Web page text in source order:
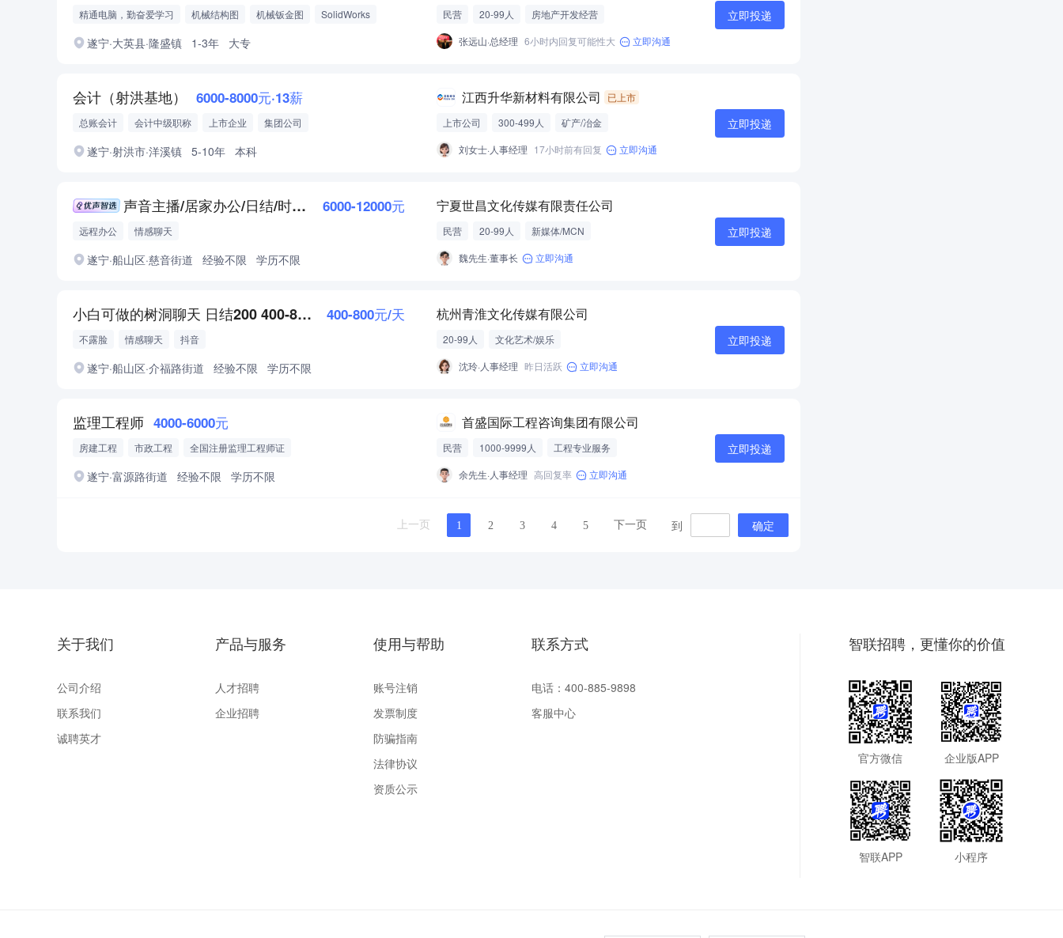
精通电脑，勤奋爱学习 机械结构图 机械钣金图
SolidWorks
遂宁·大英县·隆盛镇 1-3年 大专
民营 20-99人
房地产开发经营
张远山·总经理 6小时内回复可能性大 立即沟通
立即投递
会计（射洪基地） 6000-8000元·13薪
总账会计 会计中级职称 上市企业 集团公司
遂宁·射洪市·洋溪镇 5-10年 本科
江西升华新材料有限公司
已上市
上市公司
300-499人
矿产/冶金
刘女士·人事经理 17小时前有回复 立即沟通
立即投递
声音主播/居家办公/日结/时间灵活/0经验要求 6000-12000元
远程办公 情感聊天
遂宁·船山区·慈音街道 经验不限 学历不限
宁夏世昌文化传媒有限责任公司
民营 20-99人
新媒体/MCN
魏先生·董事长
立即沟通
立即投递
小白可做的树洞聊天 日结200 400-800元/天 400-800元/天
不露脸 情感聊天 抖音
遂宁·船山区·介福路街道 经验不限 学历不限
杭州青淮文化传媒有限公司
20-99人
文化艺术/娱乐
沈玲·人事经理 昨日活跃 立即沟通
立即投递
监理工程师 4000-6000元
房建工程 市政工程 全国注册监理工程师证
遂宁·富源路街道 经验不限 学历不限
首盛国际工程咨询集团有限公司
民营 1000-9999人
工程专业服务
余先生·人事经理 高回复率 立即沟通
立即投递
上一页 1 2 3 4 5 下一页 到 确定
关于我们
公司介绍
联系我们
诚聘英才
产品与服务
人才招聘
企业招聘
使用与帮助
账号注销
发票制度
防骗指南
法律协议
资质公示
联系方式
电话：400-885-9898
客服中心
智联招聘，更懂你的价值
官方微信 企业版APP
智联APP 小程序